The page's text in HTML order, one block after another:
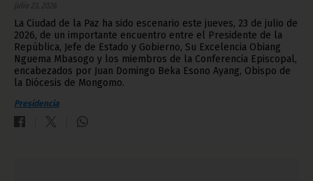
julio 23, 2026
La Ciudad de la Paz ha sido escenario este jueves, 23 de julio de
2026, de un importante encuentro entre el Presidente de la
República, Jefe de Estado y Gobierno, Su Excelencia Obiang
Nguema Mbasogo y los miembros de la Conferencia Episcopal,
encabezados por Juan Domingo Beka Esono Ayang, Obispo de
la Diócesis de Mongomo.
Presidencia